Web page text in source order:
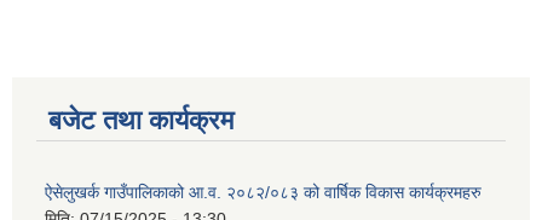
बजेट तथा कार्यक्रम
ऐसेलुखर्क गाउँपालिकाको आ.व. २०८२/०८३ को वार्षिक विकास कार्यक्रमहरु